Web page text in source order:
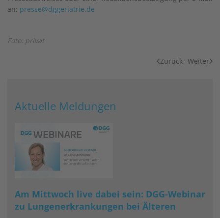
an: presse@dggeriatrie.de
Foto: privat
Zurück Weiter
Aktuelle Meldungen
Am Mittwoch live dabei sein: DGG-Webinar
zu Lungenerkrankungen bei Älteren